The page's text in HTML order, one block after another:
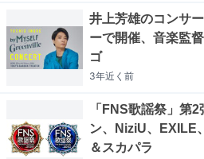
井上芳雄のコンサ
ーで開催、音楽監
ゴ
3年近く 前
「FNS歌謡祭」第
ン、NiziU、EXILE
＆スカパラ